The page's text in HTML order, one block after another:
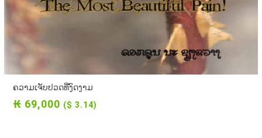
ຄວາມເຈັບປວດທີ່ງົດງາມ
₭ 69,000 ($ 3.14)